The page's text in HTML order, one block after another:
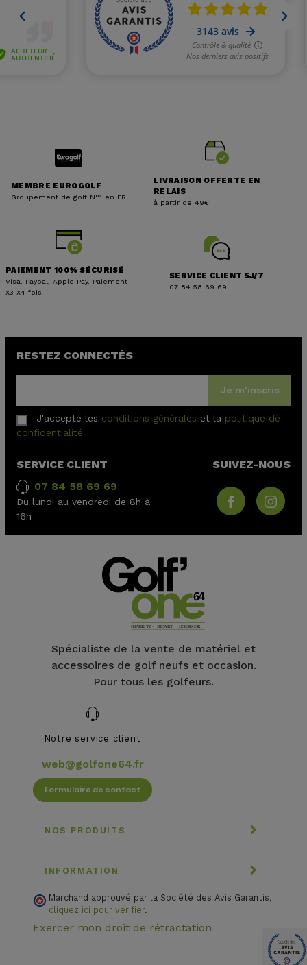
MEMBRE EUROGOLF
Groupement de golf N°1 en FR
LIVRAISON OFFERTE EN
RELAIS
à partir de 49€
PAIEMENT 100% SÉCURISÉ
Visa, Paypal, Apple Pay, Paiement
X3 X4 fois
SERVICE CLIENT 5J/7
07 84 58 69 69
RESTEZ CONNECTÉS
Je m'inscris
J'accepte les conditions générales et la politique de
confidentialité
SERVICE CLIENT
07 84 58 69 69
Du lundi au vendredi de 8h à
16h
SUIVEZ-NOUS
Spécialiste de la vente de matériel et
accessoires de golf neufs et occasion.
Pour tous les golfeurs.
Notre service client
web@golfone64.fr
Formulaire de contact
NOS PRODUITS
INFORMATION
Marchand approuvé par la Société des Avis Garantis,
cliquez ici pour vérifier.
Exercer mon droit de rétractation